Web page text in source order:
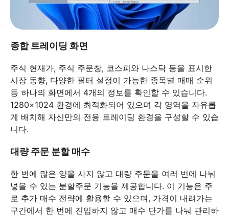
종합 트레이딩 화면
주식 현재가, 주식 주문창, 코스피와 나스닥 등을 표시한
시장 동향, 다양한 필터 설정이 가능한 종목별 매매 순위
등 하나의 화면에서 4개의 정보를 확인할 수 있습니다.
1280×1024 환경에 최적화되어 있으며 각 영역을 자유롭
게 배치해 자신만의 전용 트레이딩 환경을 구성할 수 있습
니다.
대량 주문 분할 매수
한 번에 많은 양을 사지 않고 대량 주문을 여러 번에 나눠
넣을 수 있는 분할주문 기능을 제공합니다. 이 기능은 주
로 추가 매수 전략에 활용할 수 있으며, 가격이 내려가는
구간에서 한 번에 진입하지 않고 매수 단가를 나눠 관리하